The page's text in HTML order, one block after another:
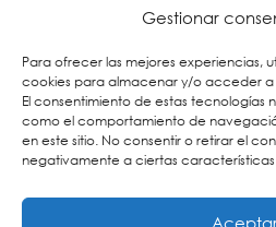
Gestionar
Para ofrecer las mejores experiencias,
cookies para almacenar y/o acceder a
El consentimiento de estas tecnologías
como el comportamiento de
en este sitio. No consentir o retirar el
negativamente a ciertas
es que los modelos de 8 ips
de Wassenaar, un régimen
que rige productos
superiores a 9 ips. Esto
importación, lo que permite un
rápido.
Varios modelos